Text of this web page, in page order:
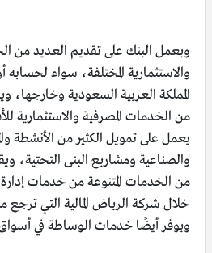
ويعمل البنك على تقديم العديد من
والاستثمارية المختلفة، سواء
المملكة العربية السعودية وخارجها،
من الخدمات المصرفية والاستثمارية
يعمل على تمويل الكثير من الأنشطة
والصناعية ومشاريع البنى التحتية،
من الخدمات المتنوعة من خدمات
خلال شركة الرياض المالية التي ترجع
ويوفر أيضًا خدمات الوساطة في أسواق